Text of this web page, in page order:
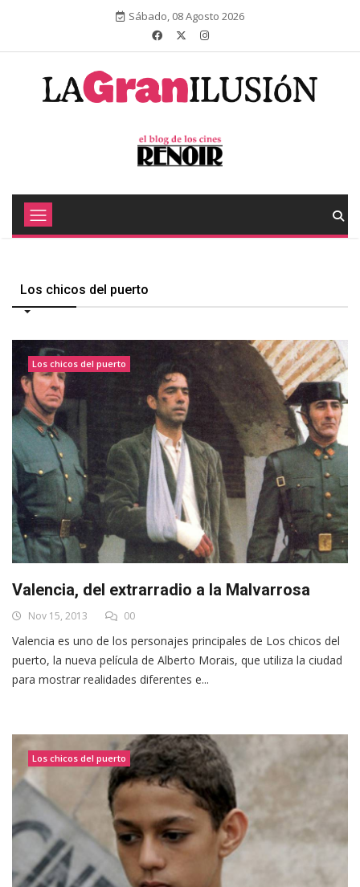
Sábado, 08 Agosto 2026
Los chicos del puerto
Los chicos del puerto
Valencia, del extrarradio a la Malvarrosa
Nov 15, 2013 00
Valencia es uno de los personajes principales de Los chicos del
puerto, la nueva película de Alberto Morais, que utiliza la ciudad
para mostrar realidades diferentes e...
Los chicos del puerto